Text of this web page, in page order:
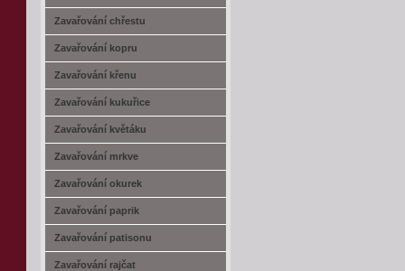
Zavařování chřestu
Zavařování kopru
Zavařování křenu
Zavařování kukuřice
Zavařování květáku
Zavařování mrkve
Zavařování okurek
Zavařování paprik
Zavařování patisonu
Zavařování rajčat